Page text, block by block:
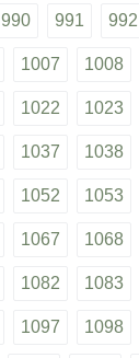
990 991 992
1007 1008
1022 1023
1037 1038
1052 1053
1067 1068
1082 1083
1097 1098